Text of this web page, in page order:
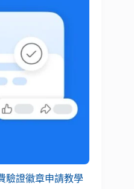
驗證徽章申請教學